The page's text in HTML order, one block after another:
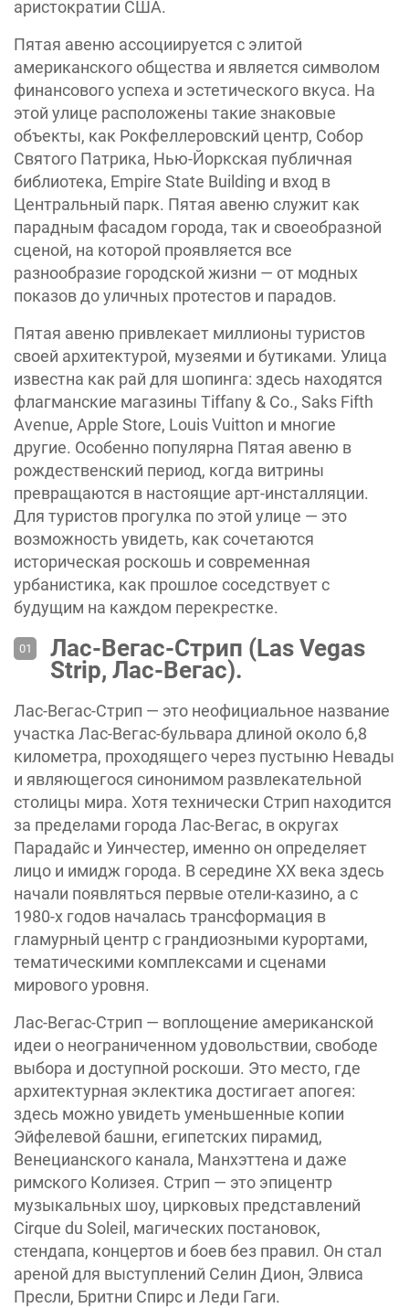
аристократии США.
Пятая авеню ассоциируется с элитой
американского общества и является символом
финансового успеха и эстетического вкуса. На
этой улице расположены такие знаковые
объекты, как Рокфеллеровский центр, Собор
Святого Патрика, Нью-Йоркская публичная
библиотека, Empire State Building и вход в
Центральный парк. Пятая авеню служит как
парадным фасадом города, так и своеобразной
сценой, на которой проявляется все
разнообразие городской жизни — от модных
показов до уличных протестов и парадов.
Пятая авеню привлекает миллионы туристов
своей архитектурой, музеями и бутиками. Улица
известна как рай для шопинга: здесь находятся
флагманские магазины Tiffany & Co., Saks Fifth
Avenue, Apple Store, Louis Vuitton и многие
другие. Особенно популярна Пятая авеню в
рождественский период, когда витрины
превращаются в настоящие арт-инсталляции.
Для туристов прогулка по этой улице — это
возможность увидеть, как сочетаются
историческая роскошь и современная
урбанистика, как прошлое соседствует с
будущим на каждом перекрестке.
Лас-Вегас-Стрип (Las Vegas
Strip, Лас-Вегас).
Лас-Вегас-Стрип — это неофициальное название
участка Лас-Вегас-бульвара длиной около 6,8
километра, проходящего через пустыню Невады
и являющегося синонимом развлекательной
столицы мира. Хотя технически Стрип находится
за пределами города Лас-Вегас, в округах
Парадайс и Уинчестер, именно он определяет
лицо и имидж города. В середине XX века здесь
начали появляться первые отели-казино, а с
1980-х годов началась трансформация в
гламурный центр с грандиозными курортами,
тематическими комплексами и сценами
мирового уровня.
Лас-Вегас-Стрип — воплощение американской
идеи о неограниченном удовольствии, свободе
выбора и доступной роскоши. Это место, где
архитектурная эклектика достигает апогея:
здесь можно увидеть уменьшенные копии
Эйфелевой башни, египетских пирамид,
Венецианского канала, Манхэттена и даже
римского Колизея. Стрип — это эпицентр
музыкальных шоу, цирковых представлений
Cirque du Soleil, магических постановок,
стендапа, концертов и боев без правил. Он стал
ареной для выступлений Селин Дион, Элвиса
Пресли, Бритни Спирс и Леди Гаги.